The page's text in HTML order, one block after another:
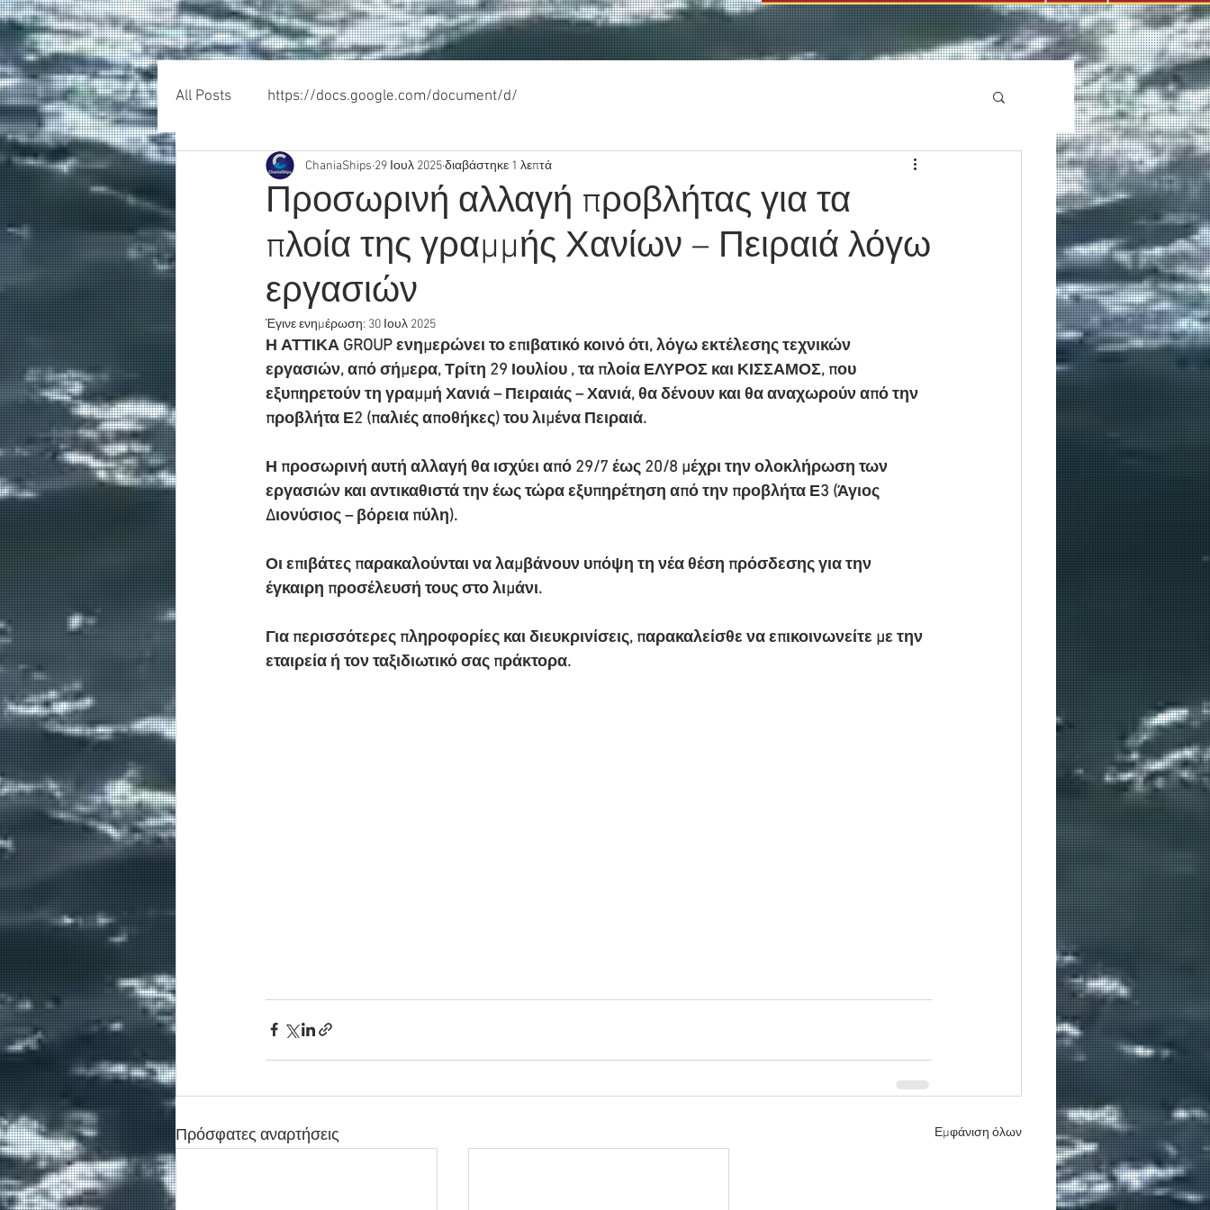
All Posts https://docs.google.com/document/d/
Προσωρινή αλλαγή προβλήτας για τα
πλοία της γραμμής Χανίων – Πειραιά λόγω
εργασιών
ChaniaShips 29 Ιουλ 2025διαβάστηκε 1 λεπτά
Έγινε ενημέρωση: 30 Ιουλ 2025
Η ΑΤΤΙΚΑ GROUP ενημερώνει το επιβατικό κοινό ότι, λόγω εκτέλεσης τεχνικών
εργασιών, από σήμερα, Τρίτη 29 Ιουλίου , τα πλοία ΕΛΥΡΟΣ και ΚΙΣΣΑΜΟΣ, που
εξυπηρετούν τη γραμμή Χανιά – Πειραιάς – Χανιά, θα δένουν και θα αναχωρούν από την
προβλήτα Ε2 (παλιές αποθήκες) του λιμένα Πειραιά.
Η προσωρινή αυτή αλλαγή θα ισχύει από 29/7 έως 20/8 μέχρι την ολοκλήρωση των
εργασιών και αντικαθιστά την έως τώρα εξυπηρέτηση από την προβλήτα Ε3 (Άγιος
Διονύσιος – βόρεια πύλη).
Οι επιβάτες παρακαλούνται να λαμβάνουν υπόψη τη νέα θέση πρόσδεσης για την
έγκαιρη προσέλευσή τους στο λιμάνι.
Για περισσότερες πληροφορίες και διευκρινίσεις, παρακαλείσθε να επικοινωνείτε με την
εταιρεία ή τον ταξιδιωτικό σας πράκτορα.
Πρόσφατες αναρτήσεις Εμφάνιση όλων